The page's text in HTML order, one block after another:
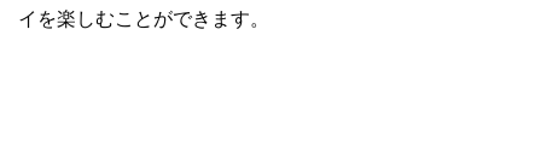
イを楽しむことができます。